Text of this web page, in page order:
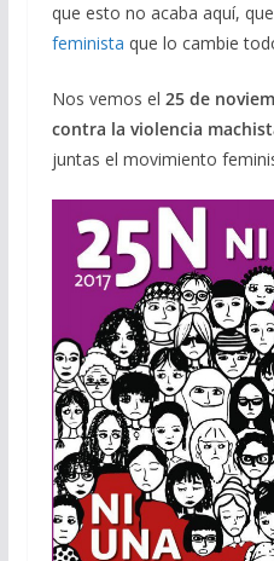
que esto no acaba aquí,
feminista que lo cambie
Nos vemos el 25 de
contra la violencia
juntas el movimiento